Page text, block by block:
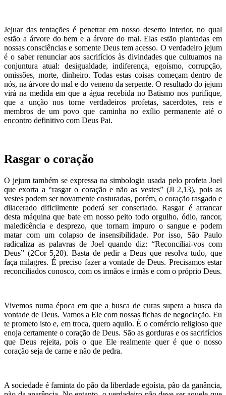
Jejuar das tentações é penetrar em nosso deserto interior, no qual
estão a árvore do bem e a árvore do mal. Elas estão plantadas em
nossas consciências e somente Deus tem acesso. O verdadeiro jejum
é o saber renunciar aos sacrifícios às divindades que cultuamos na
conjuntura atual: desigualdade, indiferença, egoísmo, corrupção,
omissões, morte, dinheiro. Todas estas coisas começam dentro de
nós, na árvore do mal e do veneno da serpente. O resultado do jejum
virá na medida em que a água recebida no Batismo nos purifique,
que a unção nos torne verdadeiros profetas, sacerdotes, reis e
membros de um povo que caminha no exílio permanente até o
encontro definitivo com Deus Pai.
Rasgar o coração
O jejum também se expressa na simbologia usada pelo profeta Joel
que exorta a “rasgar o coração e não as vestes” (Jl 2,13), pois as
vestes podem ser novamente costuradas, porém, o coração rasgado e
dilacerado dificilmente poderá ser consertado. Rasgar é arrancar
desta máquina que bate em nosso peito todo orgulho, ódio, rancor,
maledicência e desprezo, que tornam impuro o sangue e podem
matar com um colapso de insensibilidade. Por isso, São Paulo
radicaliza as palavras de Joel quando diz: “Reconciliai-vos com
Deus” (2Cor 5,20). Basta de pedir a Deus que resolva tudo, que
faça milagres. É preciso fazer a vontade de Deus. Precisamos estar
reconciliados conosco, com os irmãos e irmãs e com o próprio Deus.
Vivemos numa época em que a busca de curas supera a busca da
vontade de Deus. Vamos a Ele com nossas fichas de negociação. Eu
te prometo isto e, em troca, quero aquilo. É o comércio religioso que
enoja certamente o coração de Deus. São as gorduras e os sacrifícios
que Deus rejeita, pois o que Ele realmente quer é que o nosso
coração seja de carne e não de pedra.
A sociedade é faminta do pão da liberdade egoísta, pão da ganância,